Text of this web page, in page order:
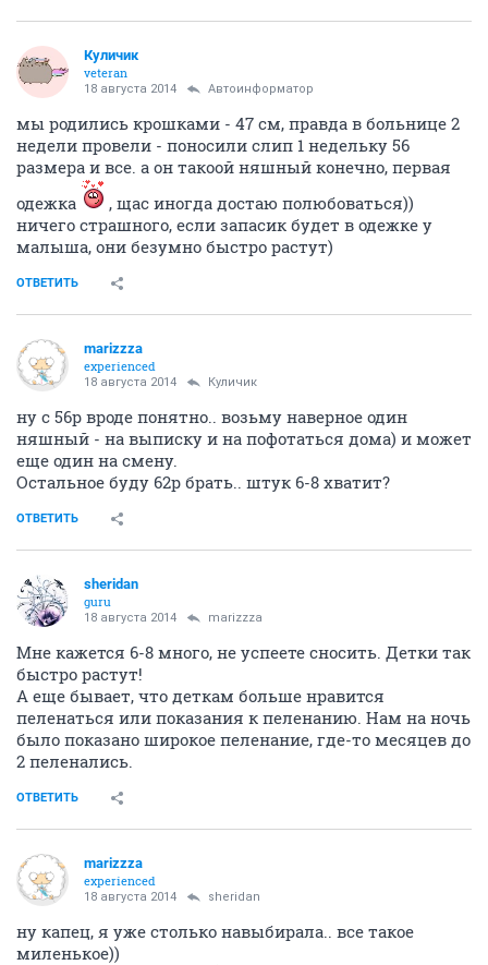
Куличик
veteran
18 августа 2014 Автоинформатор
мы родились крошками - 47 см, правда в больнице 2
недели провели - поносили слип 1 недельку 56
размера и все. а он такоой няшный конечно, первая
одежка
, щас иногда достаю полюбоваться))
ничего страшного, если запасик будет в одежке у
малыша, они безумно быстро растут)
ОТВЕТИТЬ
marizzza
experienced
18 августа 2014 Куличик
ну с 56р вроде понятно.. возьму наверное один
няшный - на выписку и на пофотаться дома) и может
еще один на смену.
Остальное буду 62р брать.. штук 6-8 хватит?
ОТВЕТИТЬ
sheridan
guru
18 августа 2014 marizzza
Мне кажется 6-8 много, не успеете сносить. Детки так
быстро растут!
А еще бывает, что деткам больше нравится
пеленаться или показания к пеленанию. Нам на ночь
было показано широкое пеленание, где-то месяцев до
2 пеленались.
ОТВЕТИТЬ
marizzza
experienced
18 августа 2014 sheridan
ну капец, я уже столько навыбирала.. все такое
миленькое))